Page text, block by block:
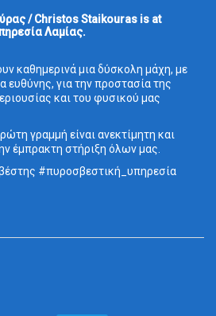
/ Christos Staikouras is at
Λαμίας.
καθημερινά μια δύσκολη μάχη, με
ευθύνης, για την προστασία της
και του φυσικού μας
γραμμή είναι ανεκτίμητη και
έμπρακτη στήριξη όλων μας.
#πυροσβεστική_ υπηρεσία